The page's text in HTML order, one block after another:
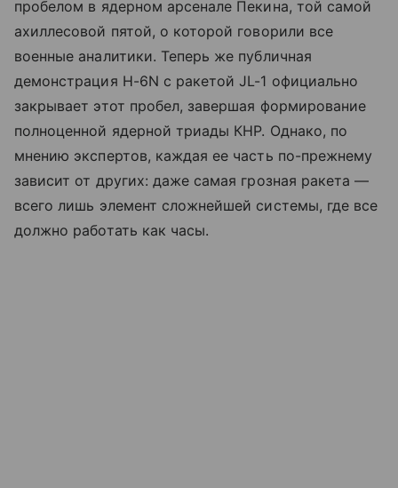
пробелом в ядерном арсенале Пекина, той самой
ахиллесовой пятой, о которой говорили все
военные аналитики. Теперь же публичная
демонстрация H-6N с ракетой JL-1 официально
закрывает этот пробел, завершая формирование
полноценной ядерной триады КНР. Однако, по
мнению экспертов, каждая ее часть по-прежнему
зависит от других: даже самая грозная ракета —
всего лишь элемент сложнейшей системы, где все
должно работать как часы.